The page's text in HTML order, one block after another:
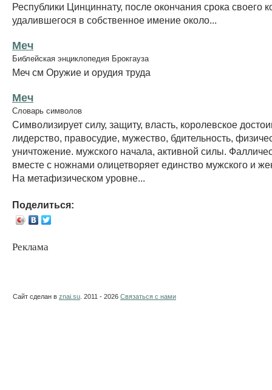
Республики Цинциннату, после окончания срока своего
удалившегося в собственное имение около...
Меч
Библейская энциклопедия Брокгауза
Меч см Оружие и орудия труда
Меч
Словарь символов
Символизирует силу, защиту, власть, королевское
лидерство, правосудие, мужество, бдительность,
уничтожение. мужского начала, активной силы.
вместе с ножнами олицетворяет единство мужского и
На метафизическом уровне...
Поделиться:
Реклама
Сайт сделан в znai.su . 2011 - 2026 Связаться с нами